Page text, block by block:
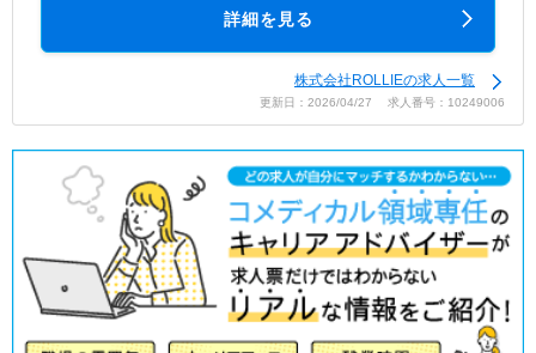
詳細を見る
株式会社ROLLIEの求人一覧
更新日：2026/04/27 求人番号：10249006